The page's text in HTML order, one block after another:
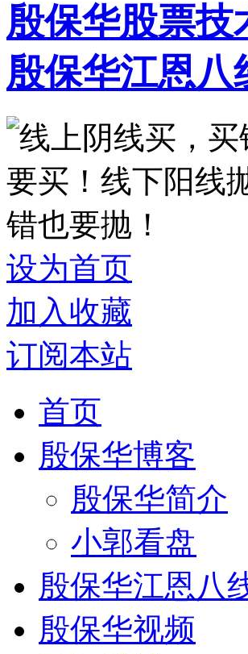
殷保华股票技
殷保华江恩八
设为首页
加入收藏
订阅本站
首页
殷保华博客
殷保华简介
小郭看盘
殷保华江恩八
殷保华视频